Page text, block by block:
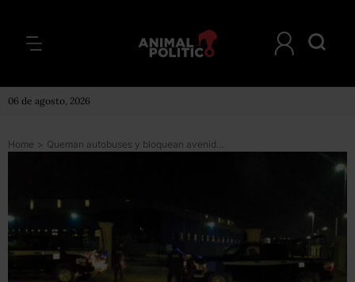
06 de agosto, 2026
Home > Queman autobuses y bloquean avenida en respuesta a operativo en zona Lala-Bajío de Guanajuato